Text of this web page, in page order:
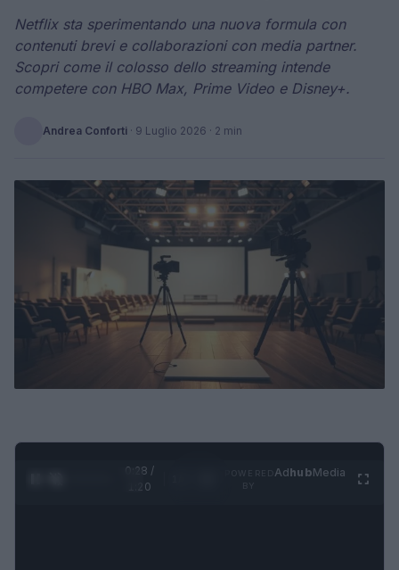
Netflix sta sperimentando una nuova formula con
contenuti brevi e collaborazioni con media partner.
Scopri come il colosso dello streaming intende
competere con HBO Max, Prime Video e Disney+.
Andrea Conforti · 9 Luglio 2026 · 2 min
0:28 /
1:20
AdhubMedia